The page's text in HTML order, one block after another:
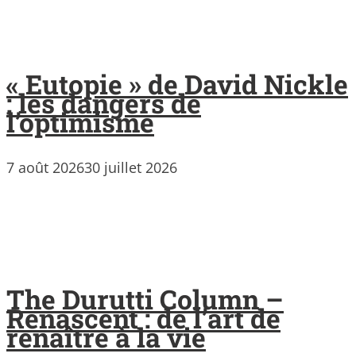
« Eutopie » de David Nickle
: les dangers de
l’optimisme
7 août 202630 juillet 2026
The Durutti Column –
Renascent : de l’art de
renaître à la vie